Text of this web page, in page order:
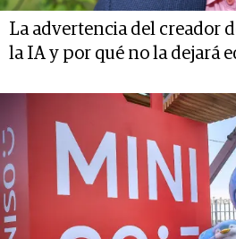
La advertencia del creador
la IA y por qué no la dejará